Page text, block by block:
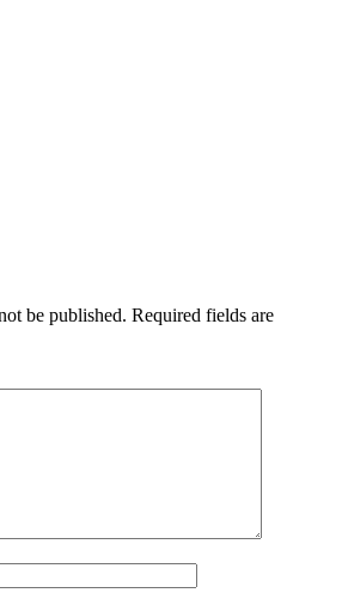
be published. Required fields are